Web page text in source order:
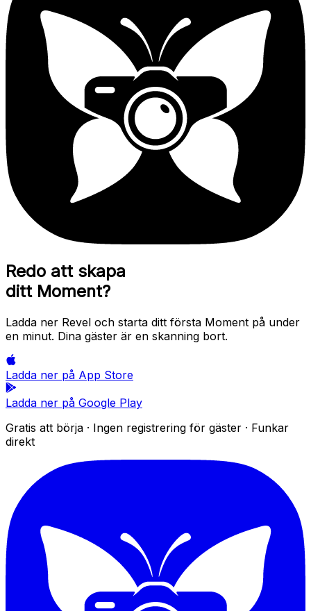
Redo att skapa
ditt Moment?
Ladda ner Revel och starta ditt första Moment på under
en minut. Dina gäster är en skanning bort.
Ladda ner på App Store
Ladda ner på Google Play
Gratis att börja · Ingen registrering för gäster · Funkar
direkt